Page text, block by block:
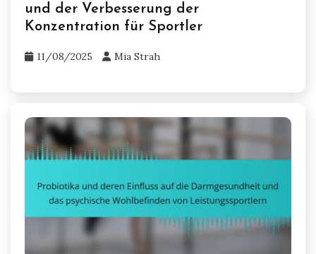
und der Verbesserung der
Konzentration für Sportler
11/08/2025 Mia Strah